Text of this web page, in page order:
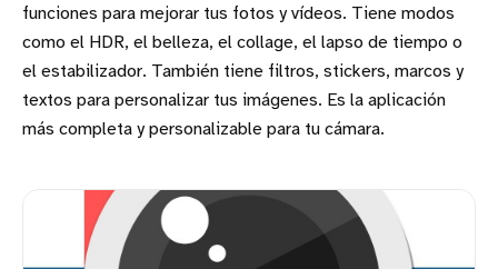
funciones para mejorar tus fotos y vídeos. Tiene modos
como el HDR, el belleza, el collage, el lapso de tiempo o
el estabilizador. También tiene filtros, stickers, marcos y
textos para personalizar tus imágenes. Es la aplicación
más completa y personalizable para tu cámara.